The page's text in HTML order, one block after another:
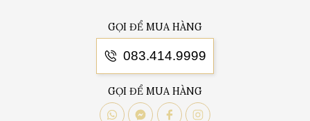
GỌI ĐỂ MUA HÀNG
083.414.9999
GỌI ĐỂ MUA HÀNG